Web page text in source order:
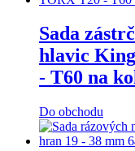
Sada
hlavic
- T60 na
Do obchodu